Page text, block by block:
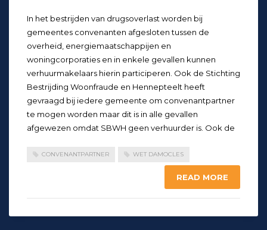
In het bestrijden van drugsoverlast worden bij
gemeentes convenanten afgesloten tussen de
overheid, energiemaatschappijen en
woningcorporaties en in enkele gevallen kunnen
verhuurmakelaars hierin participeren. Ook de Stichting
Bestrijding Woonfraude en Hennepteelt heeft
gevraagd bij iedere gemeente om convenantpartner
te mogen worden maar dit is in alle gevallen
afgewezen omdat SBWH geen verhuurder is. Ook de
CONVENANTPARTNER WET DAMOCLES
READ MORE